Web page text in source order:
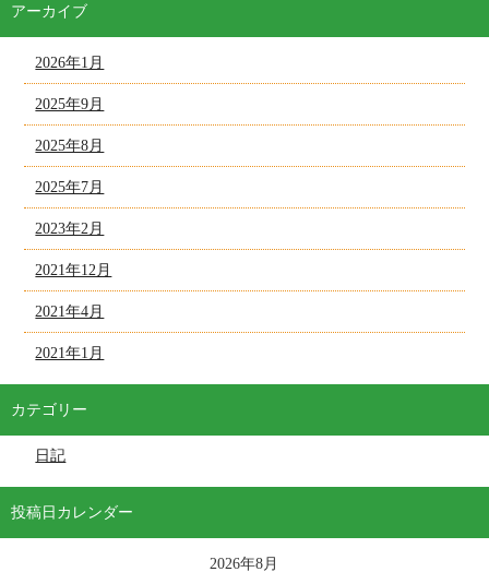
アーカイブ
2026年1月
2025年9月
2025年8月
2025年7月
2023年2月
2021年12月
2021年4月
2021年1月
カテゴリー
日記
投稿日カレンダー
2026年8月